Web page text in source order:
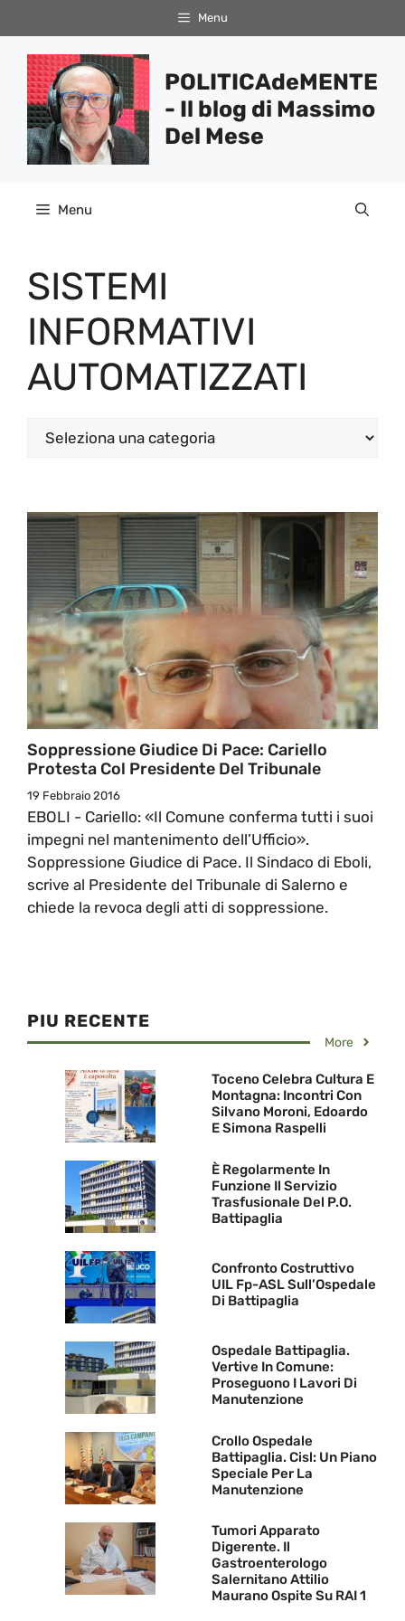
al
contenuto
Menu
POLITICAdeMENTE
- Il blog di Massimo
Del Mese
Menu
SISTEMI
INFORMATIVI
AUTOMATIZZATI
Categorie
Soppressione Giudice Di Pace: Cariello
Protesta Col Presidente Del Tribunale
19 Febbraio 2016
EBOLI - Cariello: «Il Comune conferma tutti i suoi
impegni nel mantenimento dell’Ufficio».
Soppressione Giudice di Pace. Il Sindaco di Eboli,
scrive al Presidente del Tribunale di Salerno e
chiede la revoca degli atti di soppressione.
PIU RECENTE
More
Toceno Celebra Cultura E
Montagna: Incontri Con
Silvano Moroni, Edoardo
E Simona Raspelli
È Regolarmente In
Funzione Il Servizio
Trasfusionale Del P.O.
Battipaglia
Confronto Costruttivo
UIL Fp-ASL Sull’Ospedale
Di Battipaglia
Ospedale Battipaglia.
Vertive In Comune:
Proseguono I Lavori Di
Manutenzione
Crollo Ospedale
Battipaglia. Cisl: Un Piano
Speciale Per La
Manutenzione
Tumori Apparato
Digerente. Il
Gastroenterologo
Salernitano Attilio
Maurano Ospite Su RAI 1